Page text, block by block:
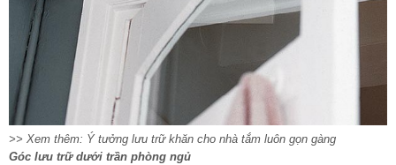
>> Xem thêm: Ý tưởng lưu trữ khăn cho nhà tắm luôn gọn gàng
Góc lưu trữ dưới trần phòng ngủ